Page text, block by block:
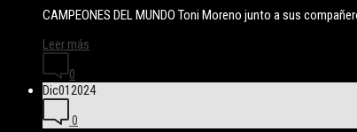
CAMPEONES DEL MUNDO Toni Moreno junto a sus
Leer más
0
Dic012024
0